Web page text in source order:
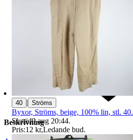
Beskrivning
40 | Ströms
Byxor, Ströms, beige, 100% lin, stl. 40.
Sluttid9 aug 20:44.
Pris:12 kr,Ledande bud.